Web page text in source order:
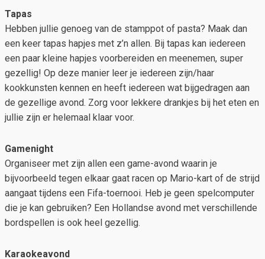
Tapas
Hebben jullie genoeg van de stamppot of pasta? Maak dan
een keer tapas hapjes met z’n allen. Bij tapas kan iedereen
een paar kleine hapjes voorbereiden en meenemen, super
gezellig! Op deze manier leer je iedereen zijn/haar
kookkunsten kennen en heeft iedereen wat bijgedragen aan
de gezellige avond. Zorg voor lekkere drankjes bij het eten en
jullie zijn er helemaal klaar voor.
Gamenight
Organiseer met zijn allen een game-avond waarin je
bijvoorbeeld tegen elkaar gaat racen op Mario-kart of de strijd
aangaat tijdens een Fifa-toernooi. Heb je geen spelcomputer
die je kan gebruiken? Een Hollandse avond met verschillende
bordspellen is ook heel gezellig.
Karaokeavond